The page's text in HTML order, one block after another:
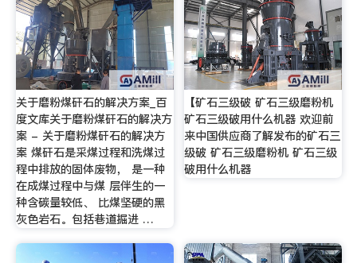
关于磨粉煤矸石的解决方案_百
度文库关于磨粉煤矸石的解决方
案 - 关于磨粉煤矸石的解决方
案 煤矸石是采煤过程和洗煤过
程中排放的固体废物， 是一种
在成煤过程中与煤 层伴生的一
种含碳量较低、 比煤坚硬的黑
灰色岩石。包括巷道掘进 …
【矿石三级破 矿石三级磨粉机
矿石三级破用什么机器 欢迎前
来中国供应商了解发布的矿石三
级破 矿石三级磨粉机 矿石三级
破用什么机器